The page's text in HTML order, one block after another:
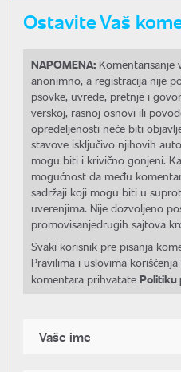
Ostavite Vaš
NAPOMENA: Komentarisanje
anonimno, a registracija nije
psovke, uvrede, pretnje i
verskoj, rasnoj osnovi ili
opredeljenosti neće biti
stavove isključivo njihovih
mogu biti i krivično gonjeni.
mogućnost da među
sadržaji koji mogu biti u
uverenjima. Nije dozvoljeno
promovisanjedrugih sajtova
Svaki korisnik pre pisanja
Pravilima i uslovima
komentara prihvatate Politiku